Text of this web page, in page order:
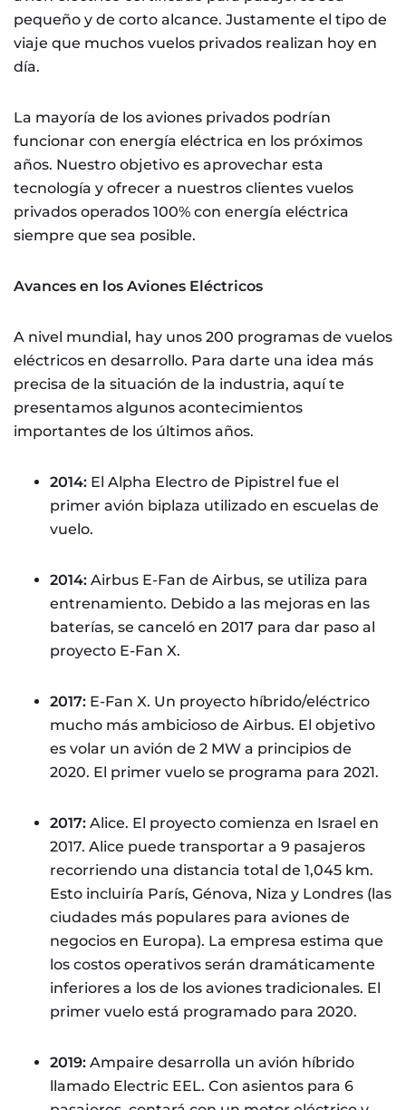
pequeño y de corto alcance. Justamente el tipo de
viaje que muchos vuelos privados realizan hoy en
día.
La mayoría de los aviones privados podrían
funcionar con energía eléctrica en los próximos
años. Nuestro objetivo es aprovechar esta
tecnología y ofrecer a nuestros clientes vuelos
privados operados 100% con energía eléctrica
siempre que sea posible.
Avances en los Aviones Eléctricos
A nivel mundial, hay unos 200 programas de vuelos
eléctricos en desarrollo. Para darte una idea más
precisa de la situación de la industria, aquí te
presentamos algunos acontecimientos
importantes de los últimos años.
2014: El Alpha Electro de Pipistrel fue el
primer avión biplaza utilizado en escuelas de
vuelo.
2014: Airbus E-Fan de Airbus, se utiliza para
entrenamiento. Debido a las mejoras en las
baterías, se canceló en 2017 para dar paso al
proyecto E-Fan X.
2017: E-Fan X. Un proyecto híbrido/eléctrico
mucho más ambicioso de Airbus. El objetivo
es volar un avión de 2 MW a principios de
2020. El primer vuelo se programa para 2021.
2017: Alice. El proyecto comienza en Israel en
2017. Alice puede transportar a 9 pasajeros
recorriendo una distancia total de 1,045 km.
Esto incluiría París, Génova, Niza y Londres (las
ciudades más populares para aviones de
negocios en Europa). La empresa estima que
los costos operativos serán dramáticamente
inferiores a los de los aviones tradicionales. El
primer vuelo está programado para 2020.
2019: Ampaire desarrolla un avión híbrido
llamado Electric EEL. Con asientos para 6